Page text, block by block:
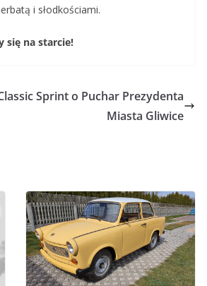
i słodkościami.
się na starcie!
Sprint o Puchar Prezydenta
Miasta Gliwice